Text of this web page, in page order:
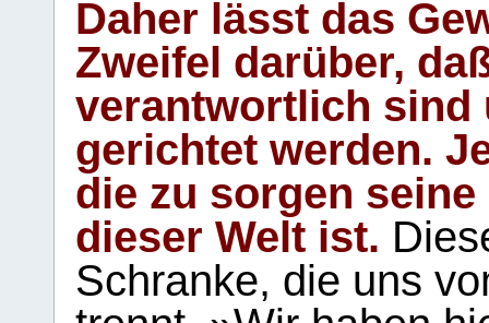
Daher lässt das
Zweifel darüber,
verantwortlich sind
gerichtet werden.
die zu sorgen
dieser Welt ist.
Schranke, die uns